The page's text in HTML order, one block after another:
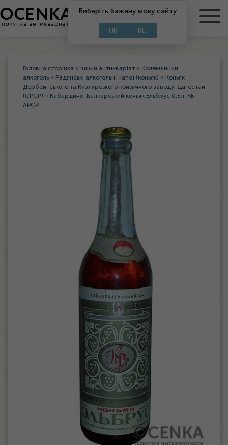
RU
Виберіть бажану мову сайту
UK RU
Головна сторінка » Інший антикваріат » Колекційний
алкоголь » Радянські алкогольні напої (коньяк) » Коньяк
Дербентського та Кизлярського коньячного заводу, Дагестан
(СРСР) » Кабардино-Балкарський коньяк Ельбрус 0,5л. КБ
АРСР